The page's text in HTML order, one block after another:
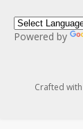
Powered by
Crafted with